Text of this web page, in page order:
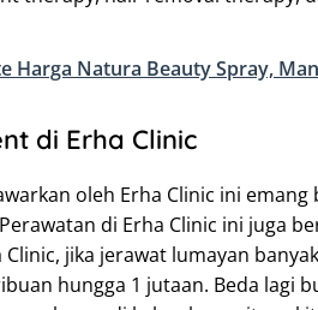
Harga Natura Beauty Spray,
di Erha Clinic
oleh Erha Clinic ini
di Erha Clinic ini juga
jika jerawat lumayan
hungga 1 jutaan. Beda lagi